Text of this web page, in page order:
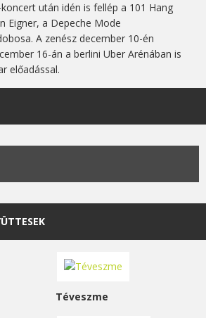
után idén is fellép a 101 Hang
Eigner, a Depeche Mode
A zenész december 10-én
16-án a berlini Uber Arénában is
előadással.
Téveszme